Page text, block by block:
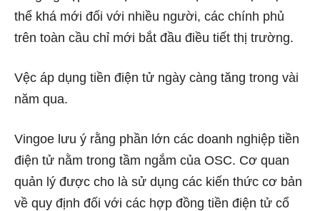
thể khá mới đối với nhiều người, các chính phủ
trên toàn cầu chỉ mới bắt đầu điều tiết thị trường.
Vệc áp dụng tiền điện tử ngày càng tăng trong vài
năm qua.
Vingoe lưu ý rằng phần lớn các doanh nghiệp tiền
điện tử nằm trong tầm ngắm của OSC. Cơ quan
quản lý được cho là sử dụng các kiến ​​thức cơ bản
về quy định đối với các hợp đồng tiền điện tử cổ